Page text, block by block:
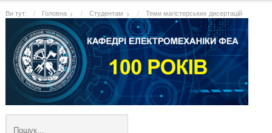
Ви тут: Головна Студентам Теми магістерських дисертацій